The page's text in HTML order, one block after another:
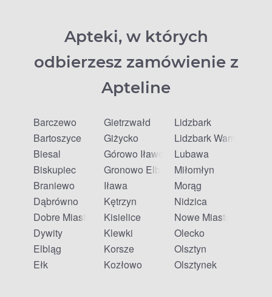
Apteki, w których
odbierzesz zamówienie z
Apteline
Barczewo
Bartoszyce
Biesal
Biskupiec
Braniewo
Dąbrówno
Dobre Miasto
Dywity
Elbląg
Ełk
Gietrzwałd
Giżycko
Górowo Iławeckie
Gronowo Elbląskie
Iława
Kętrzyn
Kisielice
Klewki
Korsze
Kozłowo
Lidzbark
Lidzbark Warmiński
Lubawa
Miłomłyn
Morąg
Nidzica
Nowe Miasto
Olecko
Olsztyn
Olsztynek